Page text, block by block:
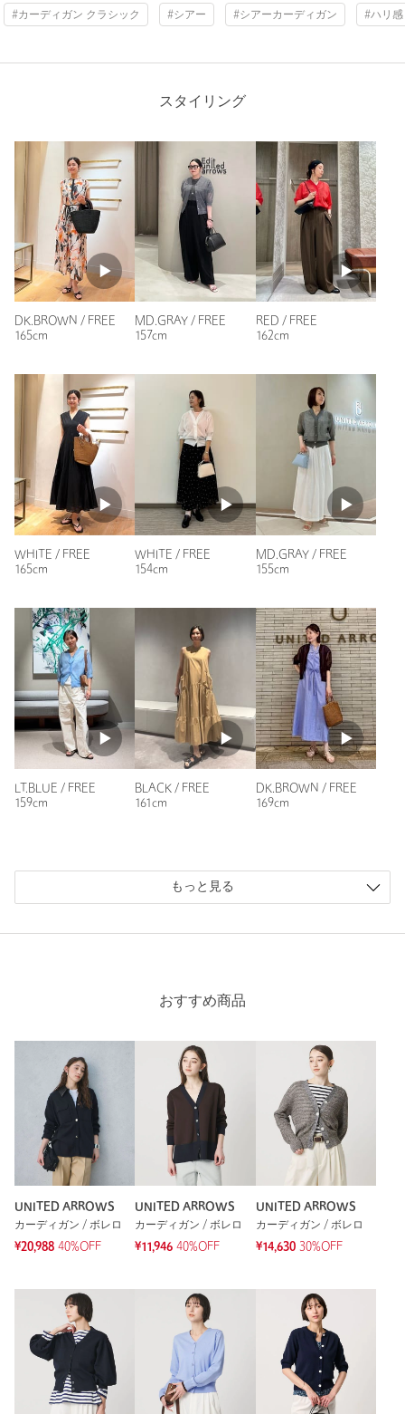
購入サイズ：FREE
｜
購入カラー：MD.GRAY
グレーですが、色味が絶妙で暗くなりすぎずとても気に入って
になりません
色違いを検討中です
性別：
女性
40代後半
身長： 158cm
普段の着用サイズ：
参考になった
ニックネーム： asagakita
投稿日： 2026年4月5日
購入サイズ：FREE
｜
購入カラー：BLACK
購入商品のサイズ感：ちょうどよい
ネイビー色のワンピースと合わせたくて購入しました。袖が短
性別：女性
年代：30代後半
身長：157cm
普段の着用サイズ：M
19人が参考になったと回答
参考になった
購入サイズ：FREE
｜
購入カラー：MD.GRAY
夏にノースリーブをよく着るので、オフィスでの冷房対策にち
ょうどいいです。袖がふんわりしているので、袖があるブラウ
涼しいしのもよいです。手持ちの服に合わせやすそうなグレー
にしました。
性別：女性
年代：
50代後半
身長：156cm
普段の着用サイズ：
18人が参考になったと回答
参考になった
※レビューは、個人の主観による感想・体感によるもので、商品の効果や性
能を保証するものではありません。
もっと見る
#カーディガン クラシック #シアー #シアーカーディガン #ハリ感
スタイリング
DK.BROWN / FREE
165cm
MD.GRAY / FREE
157cm
RED / FREE
162cm
WHITE / FREE
165cm
WHITE / FREE
154cm
MD.GRAY / FREE
155cm
LT.BLUE / FREE
159cm
BLACK / FREE
161cm
DK.BROWN / FREE
169cm
もっと見る
おすすめ商品
UNITED ARROWS
カーディガン / ボレロ
¥20,988 40%OFF
UNITED ARROWS
カーディガン / ボレロ
¥11,946 40%OFF
UNITED ARROWS
カーディガン / ボレロ
¥14,630 30%OFF